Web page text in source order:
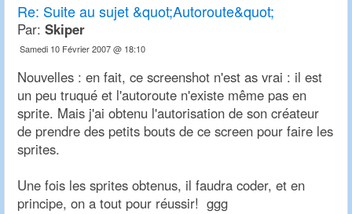
Re: Suite au sujet &quot;Autoroute&quot;
Par: Skiper
Samedi 10 Février 2007 @ 18:10
Nouvelles : en fait, ce screenshot n'est as vrai : il est
un peu truqué et l'autoroute n'existe même pas en
sprite. Mais j'ai obtenu l'autorisation de son créateur
de prendre des petits bouts de ce screen pour faire les
sprites.
Une fois les sprites obtenus, il faudra coder, et en
principe, on a tout pour réussir! ggg